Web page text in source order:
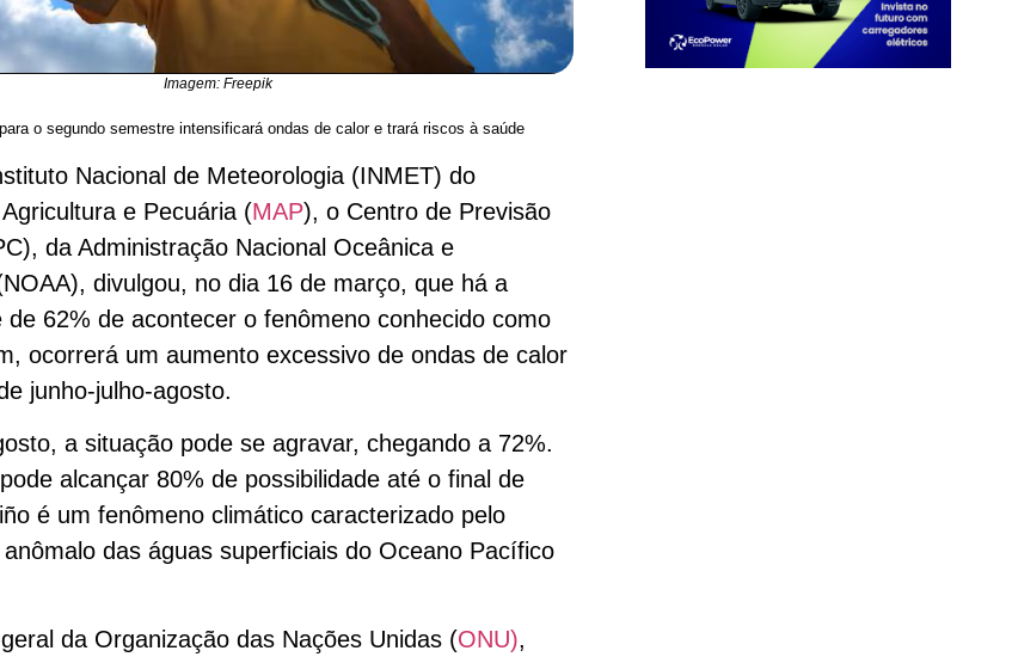
Imagem: Freepik
o segundo semestre intensificará ondas de calor e trará riscos à saúde
Nacional de Meteorologia (INMET) do
e Pecuária (MAP), o Centro de Previsão
da Administração Nacional Oceânica e
divulgou, no dia 16 de março, que há a
de 62% de acontecer o fenômeno conhecido como
ocorrerá um aumento excessivo de ondas de calor
junho-julho-agosto.
a situação pode se agravar, chegando a 72%.
alcançar 80% de possibilidade até o final de
é um fenômeno climático caracterizado pelo
das águas superficiais do Oceano Pacífico
da Organização das Nações Unidas (ONU),